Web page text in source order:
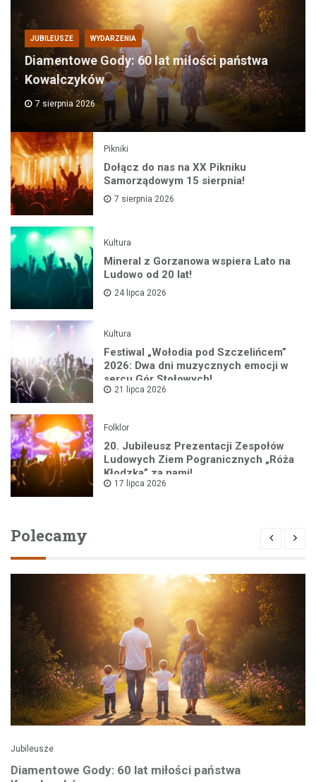
JUBILEUSZE WYDARZENIA
Diamentowe Gody: 60 lat miłości państwa
Kowalczyków
7 sierpnia 2026
Pikniki
Dołącz do nas na XX Pikniku
Samorządowym 15 sierpnia!
7 sierpnia 2026
Kultura
Mineral z Gorzanowa wspiera Lato na
Ludowo od 20 lat!
24 lipca 2026
Kultura
Festiwal „Wołodia pod Szczelińcem”
2026: Dwa dni muzycznych emocji w
sercu Gór Stołowych!
21 lipca 2026
Folklor
20. Jubileusz Prezentacji Zespołów
Ludowych Ziem Pogranicznych „Róża
Kłodzka” za nami!
17 lipca 2026
Polecamy
Jubileusze
Diamentowe Gody: 60 lat miłości państwa